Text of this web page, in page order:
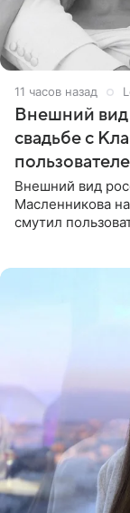
11 часов назад
Внешний
свадьбе с
Внешний вид
Масленникова
смутил